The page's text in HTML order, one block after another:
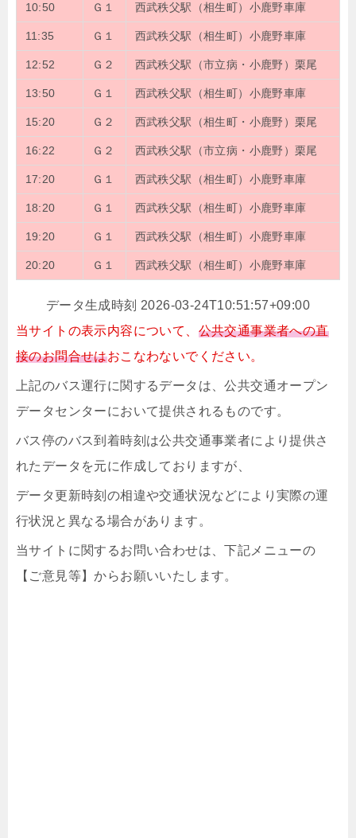
10:50 Ｇ１ 西武秩父駅（相生町）小鹿野車庫
11:35 Ｇ１ 西武秩父駅（相生町）小鹿野車庫
12:52 Ｇ２ 西武秩父駅（市立病・小鹿野）栗尾
13:50 Ｇ１ 西武秩父駅（相生町）小鹿野車庫
15:20 Ｇ２ 西武秩父駅（相生町・小鹿野）栗尾
16:22 Ｇ２ 西武秩父駅（市立病・小鹿野）栗尾
17:20 Ｇ１ 西武秩父駅（相生町）小鹿野車庫
18:20 Ｇ１ 西武秩父駅（相生町）小鹿野車庫
19:20 Ｇ１ 西武秩父駅（相生町）小鹿野車庫
20:20 Ｇ１ 西武秩父駅（相生町）小鹿野車庫
データ生成時刻 2026-03-24T10:51:57+09:00
当サイトの表示内容について、 公共交通事業者への直
接のお問合せはおこなわないでください。
上記のバス運行に関するデータは、公共交通オープン
データセンターにおいて提供されるものです。
バス停のバス到着時刻は公共交通事業者により提供さ
れたデータを元に作成しておりますが、
データ更新時刻の相違や交通状況などにより実際の運
行状況と異なる場合があります。
当サイトに関するお問い合わせは、下記メニューの
【ご意見等】からお願いいたします。